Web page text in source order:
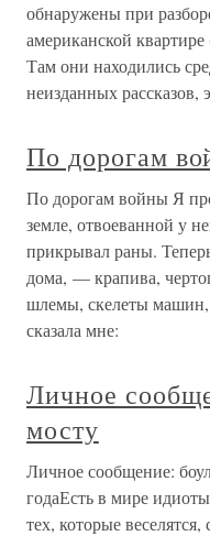
обнаружены при
американской
Там они находились
неизданных рассказов,
По дорогам
По дорогам войны Я
земле, отвоеванной у
прикрывал раны.
дома, — крапива,
шлемы, скелеты
сказала мне:
Личное
мосту
Личное сообщение:
годаЕсть в мире
тех, которые